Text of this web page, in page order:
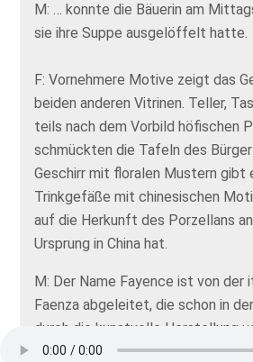
M: … konnte die Bäuerin am
sie ihre Suppe ausgelöffelt hatte.
F: Vornehmere Motive zeigt das
beiden anderen Vitrinen. Teller,
teils nach dem Vorbild höfischen
schmückten die Tafeln des
Geschirr mit floralen Mustern gibt
Trinkgefäße mit chinesischen
auf die Herkunft des Porzellans
Ursprung in China hat.
M: Der Name Fayence ist von der
Faenza abgeleitet, die schon in
durch die kunstvolle Herstellung
bekannt war.